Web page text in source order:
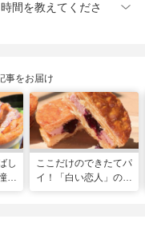
間を教えてくださ
事をお届け
し
ここだけのできたてパ
イ！「白い恋人」の石